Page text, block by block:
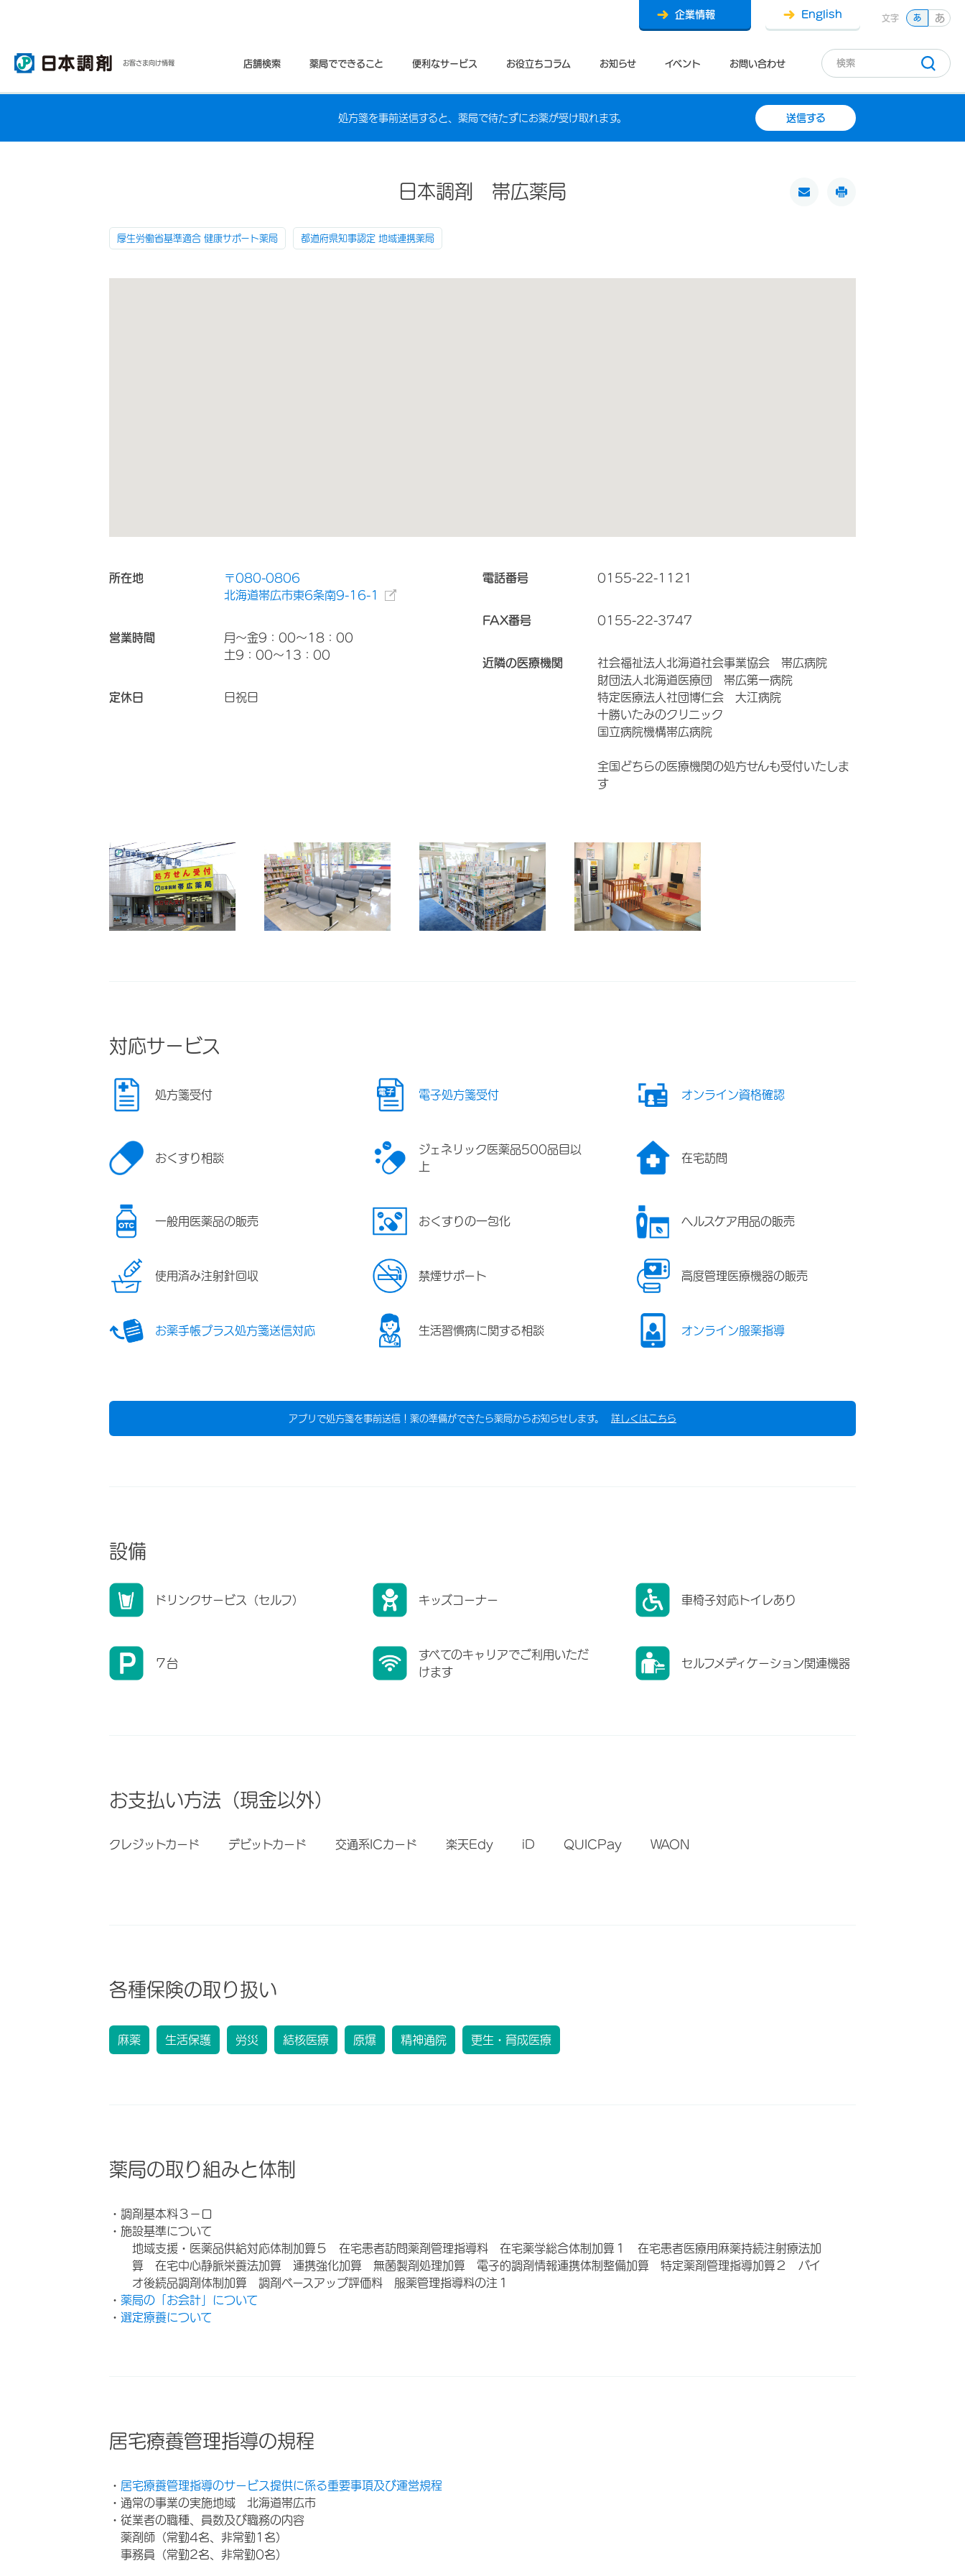
お客さま向け情報 店舗検索 薬局でできること 便利なサービス お役立ちコラム お知らせ イベント お問い合わせ
企業情報 English 文字 あ あ
処方箋を事前送信すると、薬局で待たずにお薬が受け取れます。 送信する
日本調剤 帯広薬局
厚生労働省基準適合 健康サポート薬局 都道府県知事認定 地域連携薬局
所在地
〒080-0806
北海道帯広市東6条南9-16-1
営業時間
月～金9：00～18：00
土9：00～13：00
定休日 日祝日
電話番号 0155-22-1121
FAX番号 0155-22-3747
近隣の医療機関
社会福祉法人北海道社会事業協会 帯広病院
財団法人北海道医療団 帯広第一病院
特定医療法人社団博仁会 大江病院
十勝いたみのクリニック
国立病院機構帯広病院
全国どちらの医療機関の処方せんも受付いたしま
す
対応サービス
処方箋受付 電子処方箋受付 オンライン資格確認
おくすり相談
ジェネリック医薬品500品目以
上
在宅訪問
一般用医薬品の販売 おくすりの一包化 ヘルスケア用品の販売
使用済み注射針回収 禁煙サポート 高度管理医療機器の販売
お薬手帳プラス処方箋送信対応 生活習慣病に関する相談 オンライン服薬指導
アプリで処方箋を事前送信！薬の準備ができたら薬局からお知らせします。 詳しくはこちら
設備
ドリンクサービス（セルフ） キッズコーナー 車椅子対応トイレあり
７台
すべてのキャリアでご利用いただ
けます
セルフメディケーション関連機器
お支払い方法（現金以外）
クレジットカード デビットカード 交通系ICカード 楽天Edy iD QUICPay WAON
各種保険の取り扱い
麻薬 生活保護 労災 結核医療 原爆 精神通院 更生・育成医療
薬局の取り組みと体制
・調剤基本料３－ロ
・施設基準について
地域支援・医薬品供給対応体制加算５ 在宅患者訪問薬剤管理指導料 在宅薬学総合体制加算１ 在宅患者医療用麻薬持続注射療法加
算 在宅中心静脈栄養法加算 連携強化加算 無菌製剤処理加算 電子的調剤情報連携体制整備加算 特定薬剤管理指導加算２ バイ
オ後続品調剤体制加算 調剤ベースアップ評価料 服薬管理指導料の注１
・ 薬局の「お会計」について
・ 選定療養について
居宅療養管理指導の規程
・ 居宅療養管理指導のサービス提供に係る重要事項及び運営規程
・通常の事業の実施地域 北海道帯広市
・従業者の職種、員数及び職務の内容
薬剤師（常勤4名、非常勤1名）
事務員（常勤2名、非常勤0名）